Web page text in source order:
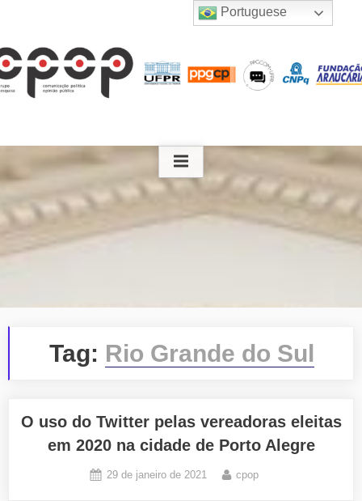
content
Tag: Rio Grande do Sul
O uso do Twitter pelas vereadoras eleitas
em 2020 na cidade de Porto Alegre
Posted
29 de janeiro de 2021 By
cpop
Portuguese